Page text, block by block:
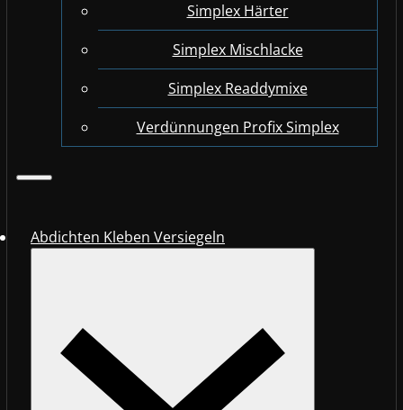
Simplex Härter
Simplex Mischlacke
Simplex Readdymixe
Verdünnungen Profix Simplex
Abdichten Kleben Versiegeln